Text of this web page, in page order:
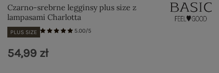
Czarno-srebrne legginsy plus size z
lampasami Charlotta
PLUS SIZE 5.00/5
54,99 zł